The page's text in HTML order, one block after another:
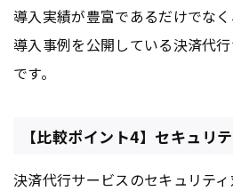
導入実績が豊富であるだけでな
導入事例を公開している決済代
です。
【比較ポイント4】セキュリ
決済代行サービスのセキュリテ